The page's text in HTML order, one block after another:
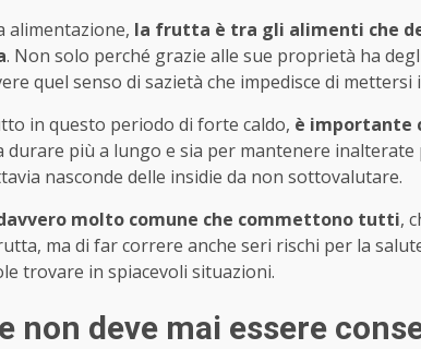
alimentazione, la frutta è tra gli alimenti che
. Non solo perché grazie alle sue proprietà ha
quel senso di sazietà che impedisce di
in questo periodo di forte caldo, è importante
durare più a lungo e sia per mantenere
nasconde delle insidie da non sottovalutare.
davvero molto comune che commettono tutti,
ma di far correre anche seri rischi per la
trovare in spiacevoli situazioni.
non deve mai essere